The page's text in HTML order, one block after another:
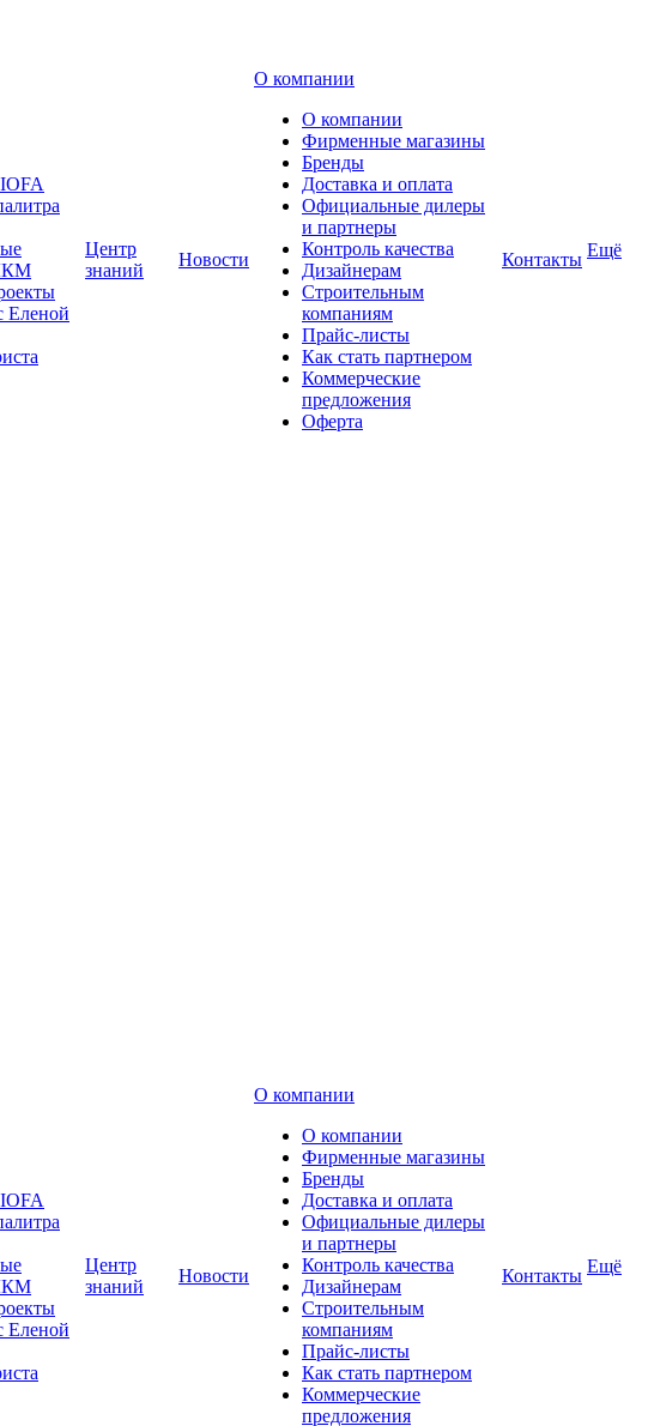
Еленой
Центр
знаний
Новости
О компании
О компании
Фирменные магазины
Бренды
Доставка и оплата
Официальные дилеры
и партнеры
Контроль качества
Дизайнерам
Строительным
компаниям
Прайс-листы
Как стать партнером
Коммерческие
предложения
Оферта
Контакты Ещё
Еленой
Центр
знаний
Новости
О компании
О компании
Фирменные магазины
Бренды
Доставка и оплата
Официальные дилеры
и партнеры
Контроль качества
Дизайнерам
Строительным
компаниям
Прайс-листы
Как стать партнером
Коммерческие
предложения
Контакты Ещё